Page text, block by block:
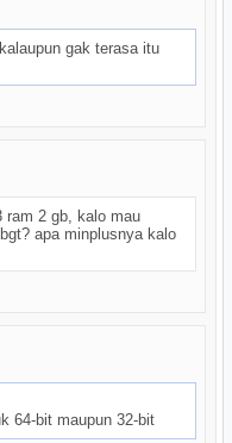
gak terasa itu
ram 2 gb, kalo mau
apa minplusnya kalo
64-bit maupun 32-bit